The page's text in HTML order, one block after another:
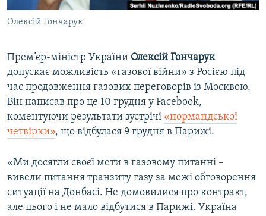
УКРАЇНСЬКА ПРОБЛЕМА КРИМУ
ІНФОГРАФІКА
ДОЛУЧАЙСЯ!
Усі сайти RFE/RL
Олексій Гончарук
Прем’єр-міністр України Олексій Гончарук
допускає можливість «газової війни» з Росією під
час продовження газових переговорів із Москвою.
Він написав про це 10 грудня у Facebook,
коментуючи результати зустрічі «нормандської
четвірки», що відбулася 9 грудня в Парижі.
«Ми досягли своєї мети в газовому питанні –
вивели питання транзиту газу за межі обговорення
ситуації на Донбасі. Не домовилися про контракт,
але цього і не мало відбутися в Парижі. Україна